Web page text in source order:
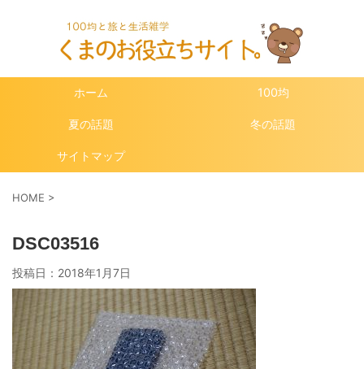
ホーム 100均
夏の話題 冬の話題
サイトマップ
HOME >
DSC03516
投稿日： 2018年1月7日